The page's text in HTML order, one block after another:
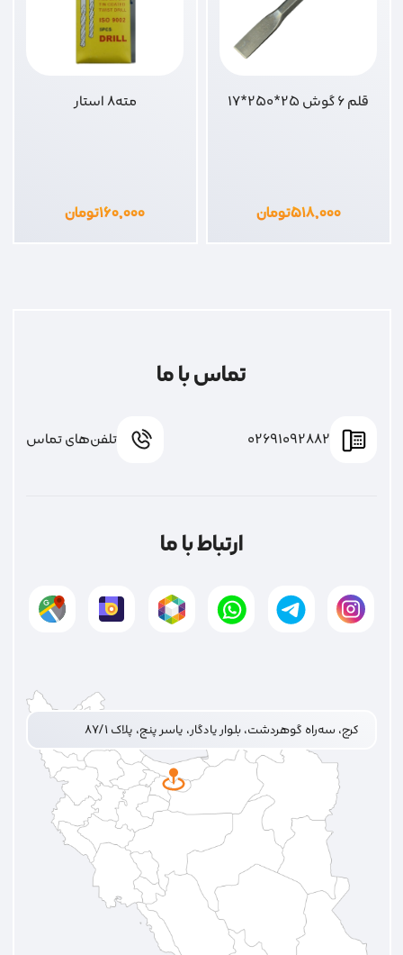
قلم 6 گوش 25*250*17
۵۱۸,۰۰۰تومان
مته8 استار
۱۶۰,۰۰۰تومان
تماس با ما
02691092882 تلفن‌های تماس
ارتباط با ما
کرج، سه‌راه گوهردشت، بلوار یادگار، یاسر پنج، پلاک ۸۷/۱